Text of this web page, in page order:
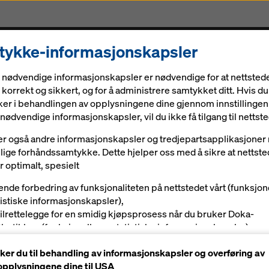
Løsninger Digitale løsninger
IT
bauma i München
det til å fungere -
informasjonskapsler
informasjonskapsler er nødvendige for at
og sikkert, og for å administrere samtykket ditt. Hvis
i behandlingen av opplysningene dine gjennom
informasjonskapsler, vil du ikke få tilgang til
også andre informasjonskapsler og tredjepartsapplikasjoner
forhåndssamtykke. Dette hjelper oss med å sikre at
optimalt, spesielt
forbedring av funksjonaliteten på nettstedet vårt
informasjonskapsler),
for en smidig kjøpsprosess når du bruker Doka-
(funksjonelle og statistiske informasjonskapsler),
du til behandling av informasjonskapsler og overføring av
dine til USA